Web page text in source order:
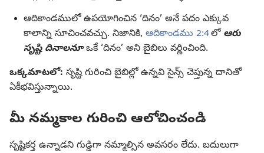
ఆదికాండములో ఉపయోగించిన ‘దినం’ అనే పదం ఎక్కువ
కాలాన్ని సూచించవచ్చు. నిజానికి, ఆదికాండము 2:4లో ఆరు
సృష్టి దినాలనూఒకే ‘దినం’ అని బైబిలు వర్ణించింది.
ఒక్కమాటలో: సృష్టి గురించి బైబిల్లో ఉన్నవి సైన్స్‌ చెప్తున్న దానితో
ఏకీభవిస్తున్నాయి.
మీ నమ్మకాల గురించి ఆలోచించండి
సృష్టికర్త ఉన్నాడని గుడ్డిగా నమ్మాల్సిన అవసరం లేదు. బదులుగా